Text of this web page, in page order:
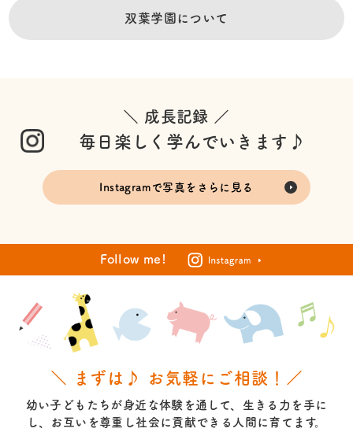
双葉学園について
＼ 成長記録 ／
毎日楽しく学んでいきます♪
Instagramで写真をさらに見る
Follow me!
＼ まずは♪ お気軽にご相談！／
幼い子どもたちが身近な体験を通して、生きる力を手に
し、お互いを尊重し社会に貢献できる人間に育てます。